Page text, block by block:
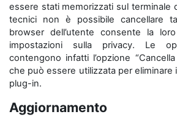
essere stati memorizzati sul terminale
tecnici non è possibile cancellare
browser dell’utente consente la
impostazioni sulla privacy. Le
contengono infatti l’opzione
che può essere utilizzata per eliminare
plug-in.
Aggiornamento